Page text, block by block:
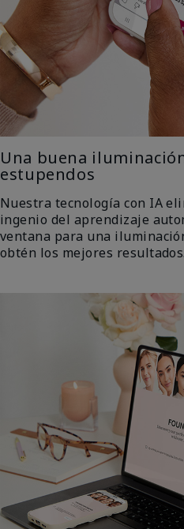
Una buena
estupendos
Nuestra tecnología con IA
ingenio del aprendizaje
ventana para una
obtén los mejores resultados.